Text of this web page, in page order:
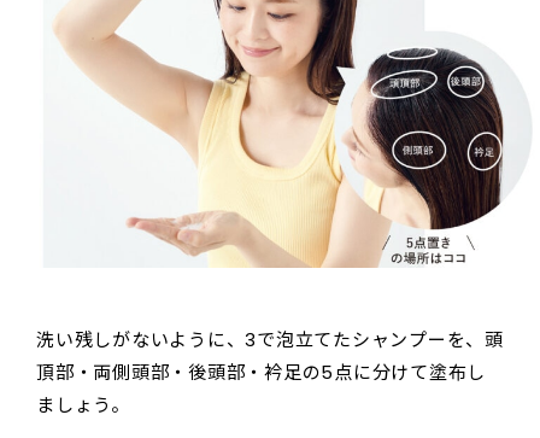
洗い残しがないように、3で泡立てたシャンプーを、頭
頂部・両側頭部・後頭部・衿足の5点に分けて塗布し
ましょう。